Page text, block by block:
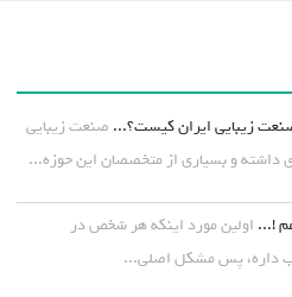
زیبایی ایران کیست؟... صنعت زیبایی
داشته و بسیاری از متخصصان این حوزه...
!... اولین مورد اینکه هر شخص در